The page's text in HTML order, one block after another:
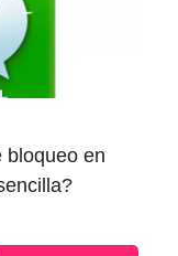
bloqueo en